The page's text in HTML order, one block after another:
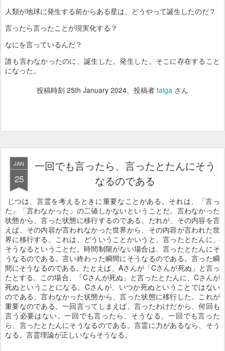
人類が地球に発生する前からある星は、どうやって誕生したのだ？
言ったら言ったことが現実化する？
なにを言っているんだ？
誰も言わなかったのに、誕生した。発生した。そこに存在すること
になった。
投稿時刻 25th January 2024、投稿者 taiga さん
JAN
25
一回でも言ったら、言ったとたんにそう
なるのである
じつは、言霊を考えるときに重要なことがある。それは、「言っ
た」「言わなかった」の二値しかないということだ。言わなかった
状態から、言った状態に移行するのである。だれが、その内容を言
えば、その内容が言われなかった世界から、その内容が言われた世
界に移行する。これは、どういうことかいうと、言ったとたんに、
そうなるということだ。時間制限がない場合は、言ったとたんにそ
うなるのである。言い終わった瞬間にそうなるのである。言った瞬
間にそうなるのである。たとえば、Aさんが「Cさんが死ぬ」と言っ
たとする。この場合、「Cさんが死ぬ」と言ったとたんに、Cさんが
死ぬということになる。Cさんが、いつか死ぬということではない
のである。言わなかった状態から、言った状態に移行した。これが
重要なのである。一回言ってしまえば、言ったわけだから、何回も
言う必要はない。一回でも言ったら、そうなる。一回でも言った
ら、言ったとたんにそうなるのである。言霊に力があるなら、そう
なる。言霊理論が正しいならそうなる。